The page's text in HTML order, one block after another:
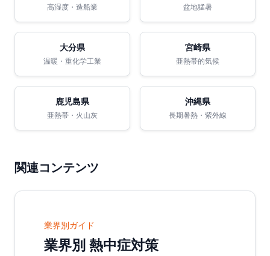
高湿度・造船業 盆地猛暑
大分県
温暖・重化学工業
宮崎県
亜熱帯的気候
鹿児島県
亜熱帯・火山灰
沖縄県
長期暑熱・紫外線
関連コンテンツ
業界別ガイド
業界別 熱中症対策